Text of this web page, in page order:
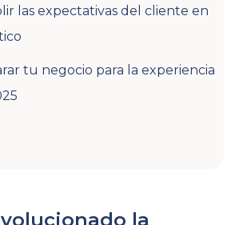
las expectativas del cliente en
tu negocio para la experiencia
la